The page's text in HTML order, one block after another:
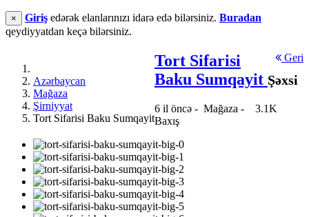
× Giriş edərək elanlarınızı idarə edə bilərsiniz. Buradan
qeydiyyatdan keçə bilərsiniz.
Azərbaycan
Mağaza
Şirniyyat
Tort Sifarisi Baku Sumqayit
Geri
Tort Sifarisi
Baku Sumqayit Şəxsi
6 il öncə - Mağaza -
3.1K
Baxış